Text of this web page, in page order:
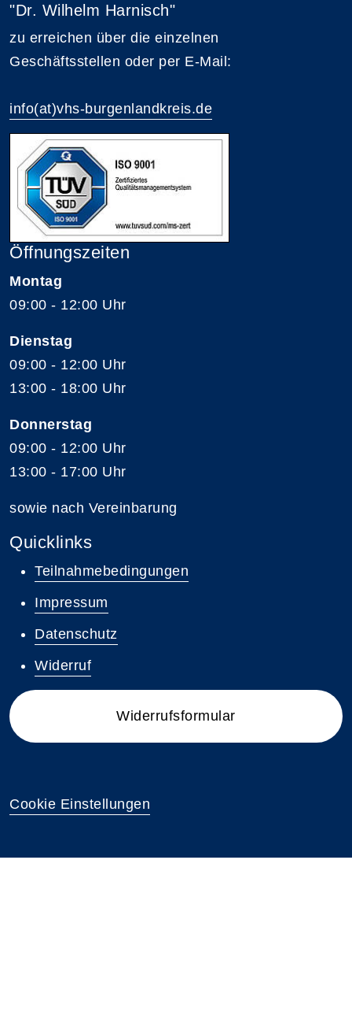
"Dr. Wilhelm Harnisch"
zu erreichen über die einzelnen
Geschäftsstellen oder per E-Mail:
info(at)vhs-burgenlandkreis.de
Öffnungszeiten
Montag
09:00 - 12:00 Uhr
Dienstag
09:00 - 12:00 Uhr
13:00 - 18:00 Uhr
Donnerstag
09:00 - 12:00 Uhr
13:00 - 17:00 Uhr
sowie nach Vereinbarung
Quicklinks
Teilnahmebedingungen
Impressum
Datenschutz
Widerruf
Widerrufsformular
Cookie Einstellungen